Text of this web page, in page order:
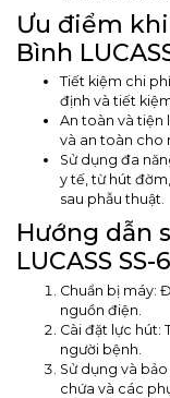
Ưu điểm
Bình
Tiết kiệm chi
định và tiết
An toàn và tiện
và an toàn cho
Sử dụng đa
y tế, từ hút
sau phẫu thuật.
Hướng dẫn
LUCASS SS-
Chuẩn bị máy:
nguồn điện.
Cài đặt lực hút:
người bệnh.
Sử dụng và
chứa và các